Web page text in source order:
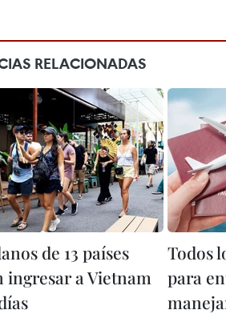
RELACIONADAS
de 13 países
ingresar a Vietnam
Todos
para